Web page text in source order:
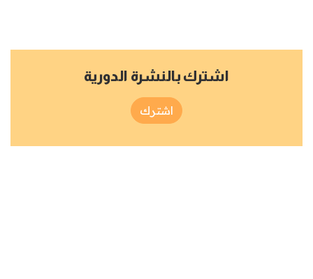
اشترك بالنشرة الدورية
اشترك